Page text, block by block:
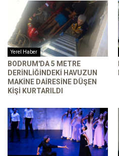
Yerel Haber
BODRUM'DA 5 METRE
DERINLIĞINDEKI HAVUZUN
MAKINE DAIRESINE DÜŞEN
KIŞI KURTARILDI